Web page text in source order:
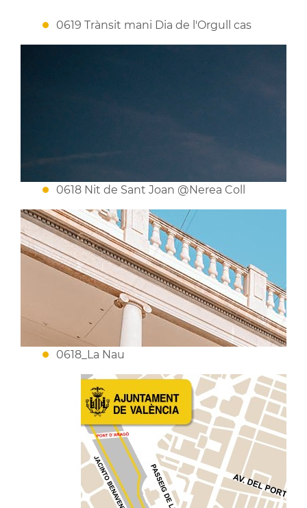
0619 Trànsit mani Dia de l'Orgull cas
0618 Nit de Sant Joan @Nerea Coll
0618_La Nau